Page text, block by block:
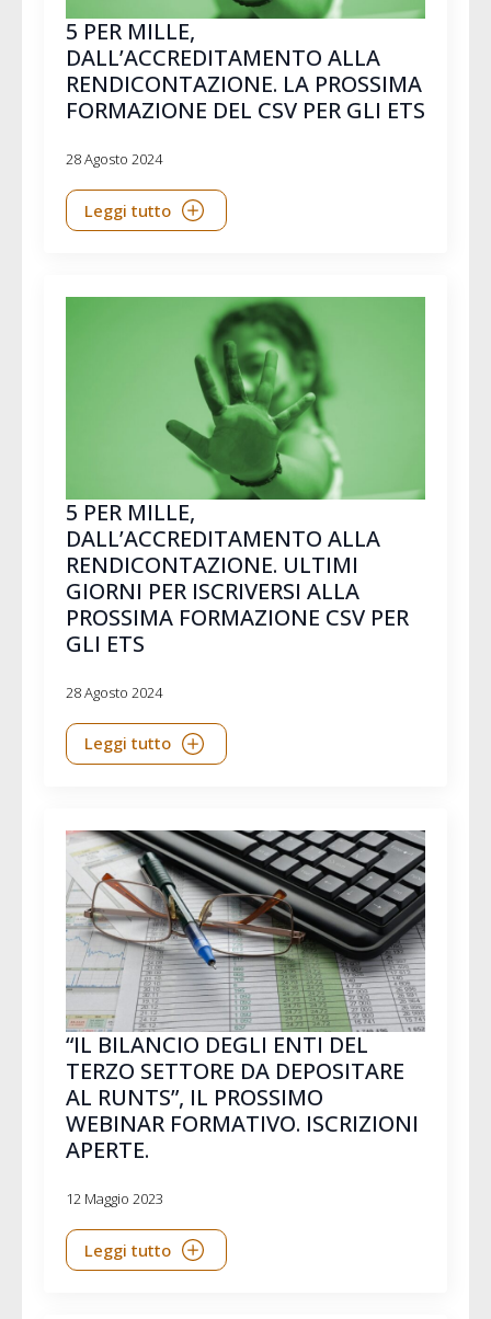
5 PER MILLE,
DALL’ACCREDITAMENTO ALLA
RENDICONTAZIONE. LA PROSSIMA
FORMAZIONE DEL CSV PER GLI ETS
28 Agosto 2024
Leggi tutto
5 PER MILLE,
DALL’ACCREDITAMENTO ALLA
RENDICONTAZIONE. ULTIMI
GIORNI PER ISCRIVERSI ALLA
PROSSIMA FORMAZIONE CSV PER
GLI ETS
28 Agosto 2024
Leggi tutto
“IL BILANCIO DEGLI ENTI DEL
TERZO SETTORE DA DEPOSITARE
AL RUNTS”, IL PROSSIMO
WEBINAR FORMATIVO. ISCRIZIONI
APERTE.
12 Maggio 2023
Leggi tutto